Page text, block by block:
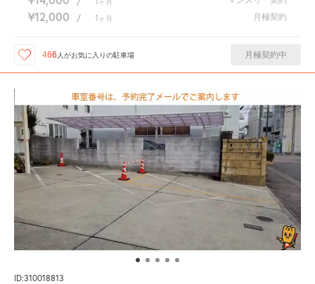
ヶ月
¥12,000 / 1 ヶ月 月極契約
466 人がお気に入りの駐車場 月極契約中
ID:310018813